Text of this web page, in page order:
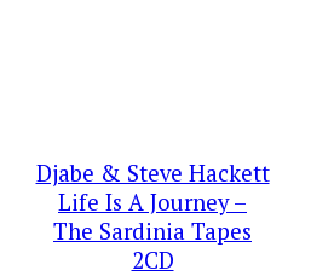
Djabe & Steve Hackett
Life Is A Journey –
The Sardinia Tapes
2CD